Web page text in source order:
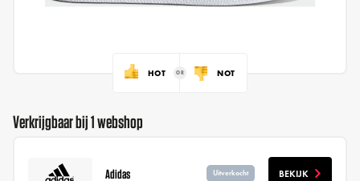
HOT NOT
Verkrijgbaar bij 1 webshop
Adidas Uitverkocht BEKIJK